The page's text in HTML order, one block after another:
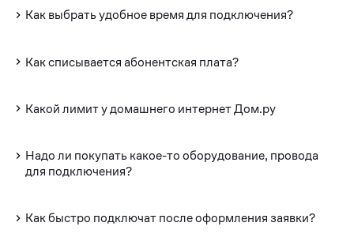
Как выбрать удобное время для подключения?
Как списывается абонентская плата?
Какой лимит у домашнего интернет Дом.ру
Надо ли покупать какое-то оборудование, провода
для подключения?
Как быстро подключат после оформления заявки?